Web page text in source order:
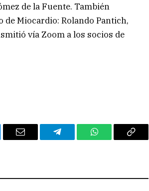
de la Fuente. También
Miocardio: Rolando Pantich,
vía Zoom a los socios de
Email Telegram WhatsAppCopy